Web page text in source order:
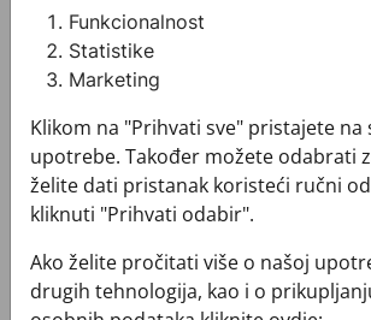
Funkcionalnost
Statistike
Marketing
Klikom na "Prihvati sve" pristajete na
upotrebe. Također možete odabrati
želite dati pristanak koristeći ručni
kliknuti "Prihvati odabir".
Ako želite pročitati više o našoj
drugih tehnologija, kao i o